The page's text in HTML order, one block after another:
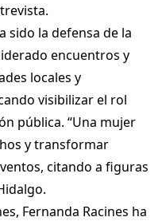
sido la defensa de la
encuentros y
locales y
visibilizar el rol
pública. “Una mujer
y transformar
citando a figuras
Fernanda Racines ha